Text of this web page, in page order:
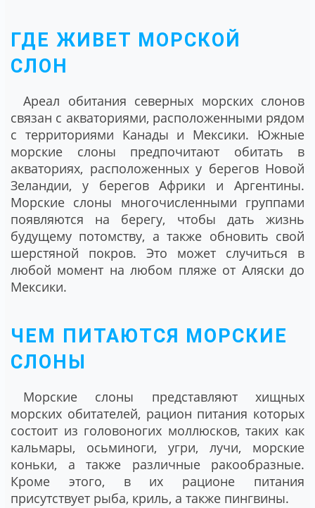
ГДЕ ЖИВЕТ МОРСКОЙ
СЛОН
Ареал обитания северных морских слонов
связан с акваториями, расположенными рядом
с территориями Канады и Мексики. Южные
морские слоны предпочитают обитать в
акваториях, расположенных у берегов Новой
Зеландии, у берегов Африки и Аргентины.
Морские слоны многочисленными группами
появляются на берегу, чтобы дать жизнь
будущему потомству, а также обновить свой
шерстяной покров. Это может случиться в
любой момент на любом пляже от Аляски до
Мексики.
ЧЕМ ПИТАЮТСЯ МОРСКИЕ
СЛОНЫ
Морские слоны представляют хищных
морских обитателей, рацион питания которых
состоит из головоногих моллюсков, таких как
кальмары, осьминоги, угри, лучи, морские
коньки, а также различные ракообразные.
Кроме этого, в их рационе питания
присутствует рыба, криль, а также пингвины.